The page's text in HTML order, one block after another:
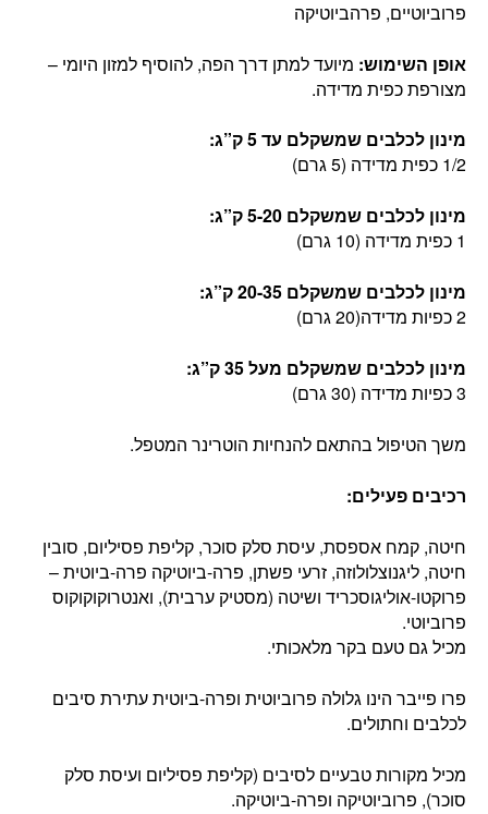
פרוביוטיים, פרהביוטיקה
אופן השימוש: מיועד למתן דרך הפה, להוסיף למזון היומי –
מצורפת כפית מדידה.
מינון לכלבים שמשקלם עד 5 ק”ג:
1/2 כפית מדידה (5 גרם)
מינון לכלבים שמשקלם 5-20 ק”ג:
1 כפית מדידה (10 גרם)
מינון לכלבים שמשקלם 20-35 ק”ג:
2 כפיות מדידה(20 גרם)
מינון לכלבים שמשקלם מעל 35 ק”ג:
3 כפיות מדידה (30 גרם)
משך הטיפול בהתאם להנחיות הוטרינר המטפל.
רכיבים פעילים:
חיטה, קמח אספסת, עיסת סלק סוכר, קליפת פסיליום, סובין
חיטה, ליגנוצלולוזה, זרעי פשתן, פרה-ביוטיקה פרה-ביוטית –
פרוקטו-אוליגוסכריד ושיטה (מסטיק ערבית), ואנטרוקוקוקוס
פרוביוטי.
מכיל גם טעם בקר מלאכותי.
פרו פייבר הינו גלולה פרוביוטית ופרה-ביוטית עתירת סיבים
לכלבים וחתולים.
מכיל מקורות טבעיים לסיבים (קליפת פסיליום ועיסת סלק
סוכר), פרוביוטיקה ופרה-ביוטיקה.